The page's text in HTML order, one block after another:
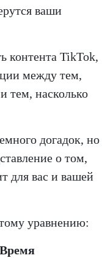
ваши
контента TikTok,
между тем,
тем, насколько
догадок, но
о том,
для вас и вашей
уравнению: